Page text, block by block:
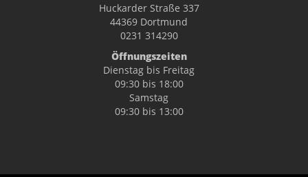
Huckarder Straße 337
44369 Dortmund
0231 314290
Öffnungszeiten
Dienstag bis Freitag
09:30 bis 18:00
Samstag
09:30 bis 13:00